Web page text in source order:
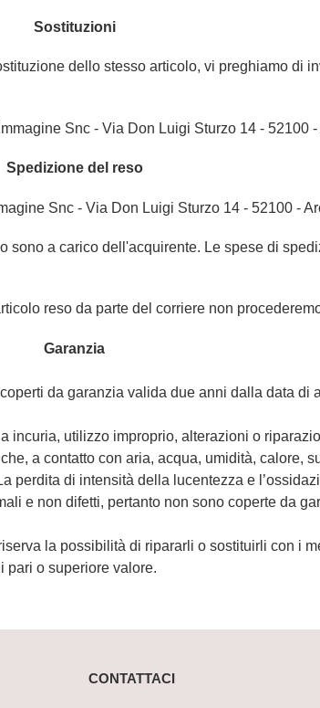
Sostituzioni
dello stesso articolo, vi preghiamo di
Snc - Via Don Luigi Sturzo 14 - 52100
Spedizione del reso
Snc - Via Don Luigi Sturzo 14 - 52100 -
sono a carico dell'acquirente. Le spese di
reso da parte del corriere non
Garanzia
da garanzia valida due anni dalla data di
incuria, utilizzo improprio, alterazioni o
a contatto con aria, acqua, umidità, calore,
perdita di intensità della lucentezza e
e non difetti, pertanto non sono coperte da
la possibilità di ripararli o sostituirli con i
pari o superiore valore.
CONTATTACI